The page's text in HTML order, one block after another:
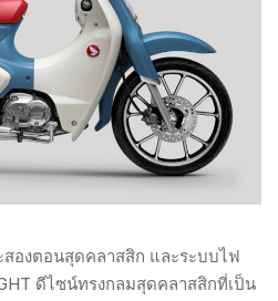
สองตอนสุดคลาสสิก และระบบไฟ
ดีไซน์ทรงกลมสุดคลาสสิกที่เป็น